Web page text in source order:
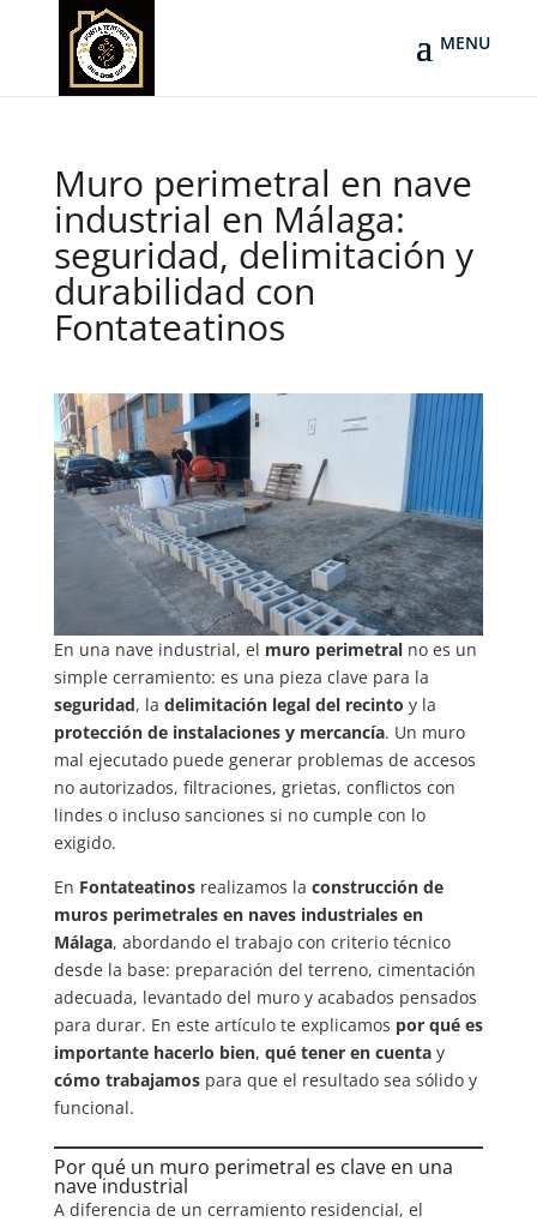
Muro perimetral en nave
industrial en Málaga:
seguridad, delimitación y
durabilidad con
Fontateatinos
En una nave industrial, el muro perimetralno es un
simple cerramiento: es una pieza clave para la
seguridad, la delimitación legal del recinto y la
protección de instalaciones y mercancía. Un muro
mal ejecutado puede generar problemas de accesos
no autorizados, filtraciones, grietas, conflictos con
lindes o incluso sanciones si no cumple con lo
exigido.
En Fontateatinosrealizamos la construcción de
muros perimetrales en naves industriales en
Málaga, abordando el trabajo con criterio técnico
desde la base: preparación del terreno, cimentación
adecuada, levantado del muro y acabados pensados
para durar. En este artículo te explicamos por qué es
importante hacerlo bien, qué tener en cuentay
cómo trabajamospara que el resultado sea sólido y
funcional.
Por qué un muro perimetral es clave en una
nave industrial
A diferencia de un cerramiento residencial, el